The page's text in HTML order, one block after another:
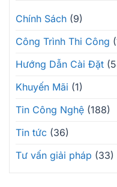
Chính Sách (9)
Công Trình Thi Công
Hướng Dẫn Cài Đặt
Khuyến Mãi (1)
Tin Công Nghệ (188)
Tin tức (36)
Tư vấn giải pháp (33)